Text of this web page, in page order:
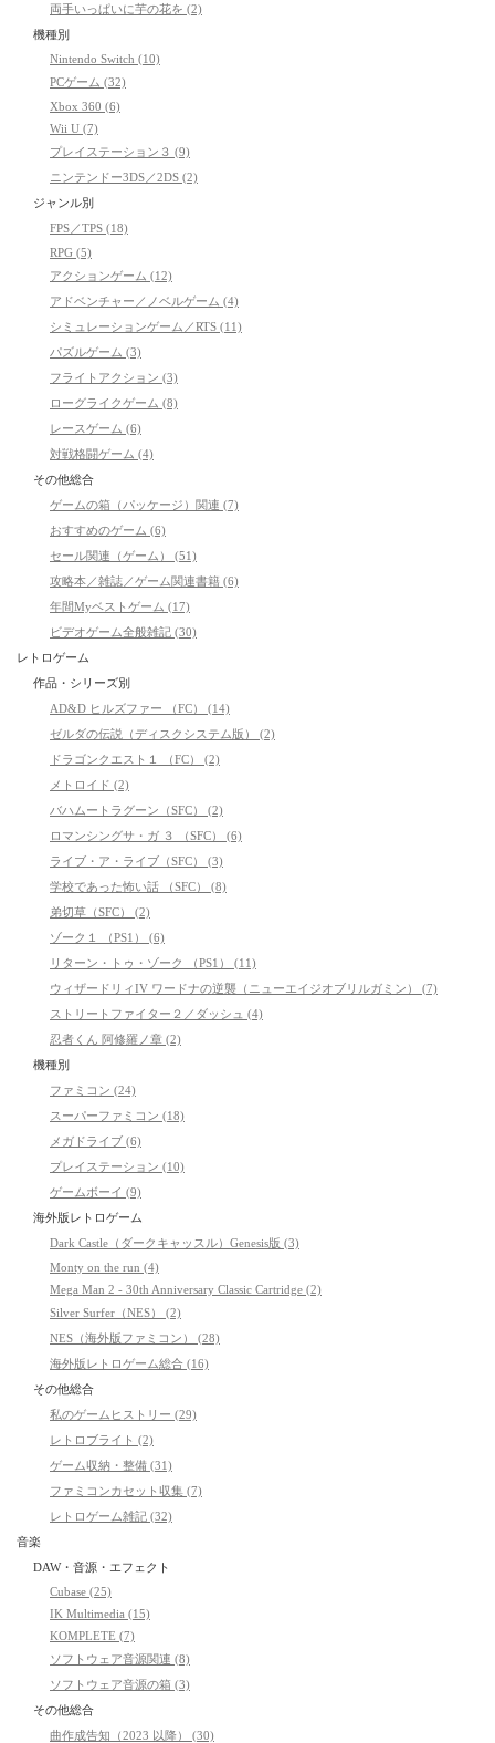
両手いっぱいに芋の花を (2)
機種別
Nintendo Switch (10)
PCゲーム (32)
Xbox 360 (6)
Wii U (7)
プレイステーション３ (9)
ニンテンドー3DS／2DS (2)
ジャンル別
FPS／TPS (18)
RPG (5)
アクションゲーム (12)
アドベンチャー／ノベルゲーム (4)
シミュレーションゲーム／RTS (11)
パズルゲーム (3)
フライトアクション (3)
ローグライクゲーム (8)
レースゲーム (6)
対戦格闘ゲーム (4)
その他総合
ゲームの箱（パッケージ）関連 (7)
おすすめのゲーム (6)
セール関連（ゲーム） (51)
攻略本／雑誌／ゲーム関連書籍 (6)
年間Myベストゲーム (17)
ビデオゲーム全般雑記 (30)
レトロゲーム
作品・シリーズ別
AD&D ヒルズファー （FC） (14)
ゼルダの伝説（ディスクシステム版） (2)
ドラゴンクエスト１ （FC） (2)
メトロイド (2)
バハムートラグーン（SFC） (2)
ロマンシングサ・ガ ３ （SFC） (6)
ライブ・ア・ライブ（SFC） (3)
学校であった怖い話 （SFC） (8)
弟切草（SFC） (2)
ゾーク１ （PS1） (6)
リターン・トゥ・ゾーク （PS1） (11)
ウィザードリィIV ワードナの逆襲（ニューエイジオブリルガミン） (7)
ストリートファイター２／ダッシュ (4)
忍者くん 阿修羅ノ章 (2)
機種別
ファミコン (24)
スーパーファミコン (18)
メガドライブ (6)
プレイステーション (10)
ゲームボーイ (9)
海外版レトロゲーム
Dark Castle（ダークキャッスル）Genesis版 (3)
Monty on the run (4)
Mega Man 2 - 30th Anniversary Classic Cartridge (2)
Silver Surfer（NES） (2)
NES（海外版ファミコン） (28)
海外版レトロゲーム総合 (16)
その他総合
私のゲームヒストリー (29)
レトロブライト (2)
ゲーム収納・整備 (31)
ファミコンカセット収集 (7)
レトロゲーム雑記 (32)
音楽
DAW・音源・エフェクト
Cubase (25)
IK Multimedia (15)
KOMPLETE (7)
ソフトウェア音源関連 (8)
ソフトウェア音源の箱 (3)
その他総合
曲作成告知（2023 以降） (30)